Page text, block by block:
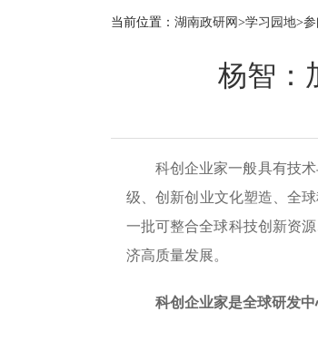
当前位置： 湖南政研网 >学习园地>
杨智：
科创企业家一般具有技
级、创新创业文化塑造、全
一批可整合全球科技创新资
济高质量发展。
科创企业家是全球研发